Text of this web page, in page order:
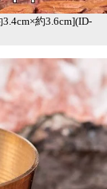
約3.6cm](ID-